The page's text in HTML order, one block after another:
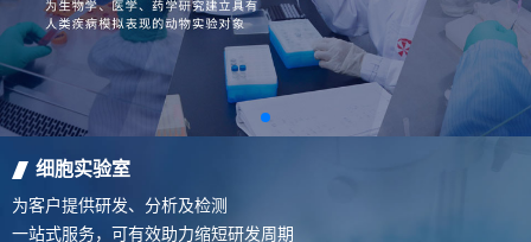
细胞实验室
为客户提供研发、分析及检测
一站式服务，可有效助力缩短研发周期